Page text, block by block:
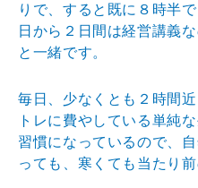
りで、すると既に８時半
日から２日間は経営講義
と一緒です。
毎日、少なくとも２時間
トレに費やしている単純
習慣になっているので、
っても、寒くても当たり